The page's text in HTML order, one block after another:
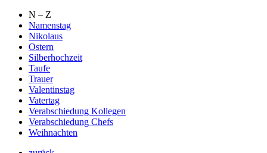
N – Z
Namenstag
Nikolaus
Ostern
Silberhochzeit
Taufe
Trauer
Valentinstag
Vatertag
Verabschiedung Kollegen
Verabschiedung Chefs
Weihnachten